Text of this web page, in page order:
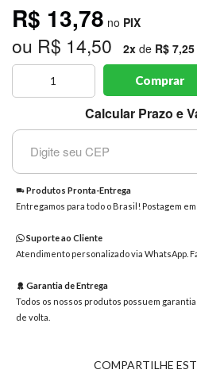
PROMOÇÕES
MARCAS
ATENDIMENTO
(81)9
8188-
8363
WhatsApp
nos uma
mensagem
R$ 13,78 no PIX
ou R$ 14,50 2x de R$ 7,25
Comprar
Calcular Prazo e
Produtos Pronta-Entrega
Entregamos para todo o Brasil! Postagem em
Suporte ao Cliente
Atendimento personalizado via WhatsApp.
Garantia de Entrega
Todos os nossos produtos possuem
de volta.
COMPARTILHE